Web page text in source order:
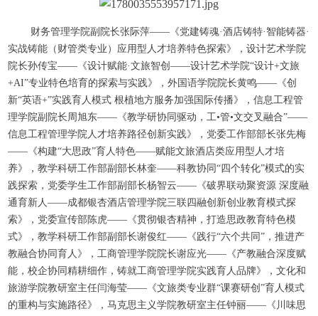
财务管理学院副院长张际萍——《党建铸魂·酒店铸特·智能铸器·
实战铸能（财管类专业）应用型人才培养特色探索》，设计艺术学院
院长孙传宝——《设计赋能·文旅智创——设计艺术学院“设计+文旅
+AI”专业特色培育的探索与实践》，外国语学院院长黄鸣——《创
新“英语+”实践育人模式 根植地方服务加强国际传播》，信息工程管
理学院副院长周旭东——《教学研协同驱动，工•管•文交叉融合”——
信息工程管理学院人才培养路径创新实践》，党委工作部部长张先梅
——《构建“大思政”育人特色——赋能文旅酒店类应用型人才培
养》，教学科研工作部副部长林奎——科教协同“四个转化”模式的实
践探索，党委学生工作部副部长杨智云——《破界联动聚资源 深度融
通育新人——成都银杏酒店管理学院三联四融创新创业教育模式探
索》，党委宣传部陈虎——《贯彻银杏精神，打造思政教育特色模
式》，教学科研工作部副部长谢俊红——《践行“六个共同”，推进产
教融合协同育人》，工商管理学院院长谢应光——《产教融合深度赋
能，校企协同精耕细作，铸就工商管理学院实践育人品牌》，文化和
旅游学院教研室主任闫海莹——《文旅类专业群“课赛研创”育人模式
的重构与实施路径》，马克思主义学院教研室主任钟丽——《川味思